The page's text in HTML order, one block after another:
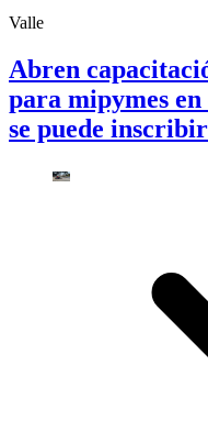
Valle
Abren
para mipymes
se puede